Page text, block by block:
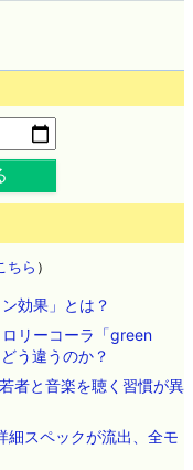
ちら ）
効果」とは？
リーコーラ「green
う違うのか？
者と音楽を聴く習慣が異
細スペックが流出、全モ